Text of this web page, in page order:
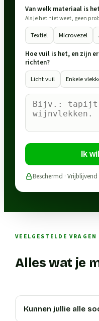
Van welk materiaal is
Als je het niet weet, geen
Textiel Microvezel
Hoe vuil is het, en zijn
richten?
Licht vuil
Enkele
Ik
Beschermd · Vrijblijvend
VEELGESTELDE VRAGEN
Alles wat je
Kunnen jullie alle